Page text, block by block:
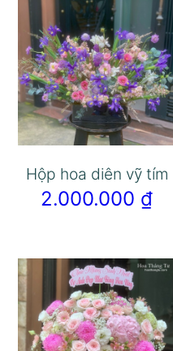
Hộp hoa diên vỹ tím
2.000.000 ₫